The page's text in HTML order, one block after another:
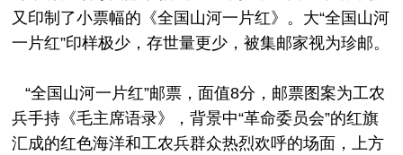
又印制了小票幅的《全国山河一片红》。大“全国山河
一片红”印样极少，存世量更少，被集邮家视为珍邮。
“全国山河一片红”邮票，面值8分，邮票图案为工农
兵手持《毛主席语录》，背景中“革命委员会”的红旗
汇成的红色海洋和工农兵群众热烈欢呼的场面，上方